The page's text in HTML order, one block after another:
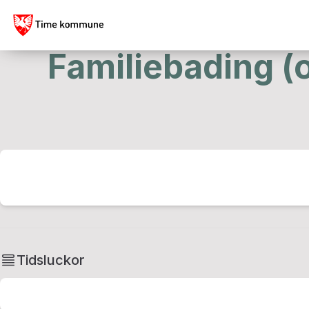
Familiebading
Tidsluckor